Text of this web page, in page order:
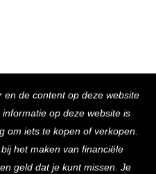
To
Top
en de content op deze website
op deze website is
om iets te kopen of verkopen.
het maken van financiële
geld dat je kunt missen. Je